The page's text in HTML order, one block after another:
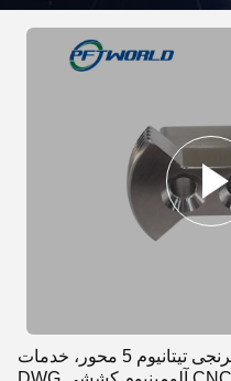
قطعات ماشینکاری شده برنجی تیتانیوم 5 محور، خدمات